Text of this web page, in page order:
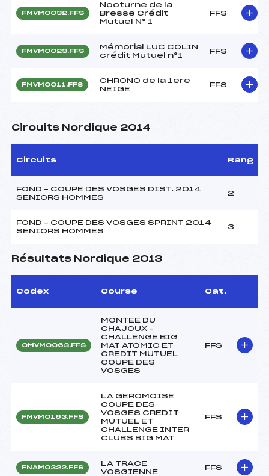
FMVM0032.FFS
Nocturne de la
Bresse Crédit
Mutuel N° 1
FFS
FMVM0023.FFS
Mémorial LUC COLIN
crédit Mutuel n°1
FFS
FMVM0011.FFS
CHRONO de la 1ere
NEIGE
FFS
Circuits Nordique 2014
Circuits Rang
FOND – COUPE DES VOSGES DIST. 2014
SENIORS HOMMES
2
FOND – COUPE DES VOSGES SPRINT 2014
SENIORS HOMMES
3
Résultats Nordique 2013
Codex Course Cat.
OMVM0063.FFS
MONTEE DU
CHAJOUX –
CHALLENGE BIG
MAT ATOMIC ET
CREDIT MUTUEL
COUPE DES
VOSGES
FFS
FMVM0163.FFS
LA GEROMOISE
COUPE DES
VOSGES CREDIT
MUTUEL ET
CHALLENGE INTER
CLUBS BIG MAT
FFS
FNAM0322.FFS
LA TRACE
VOSGIENNE
FFS